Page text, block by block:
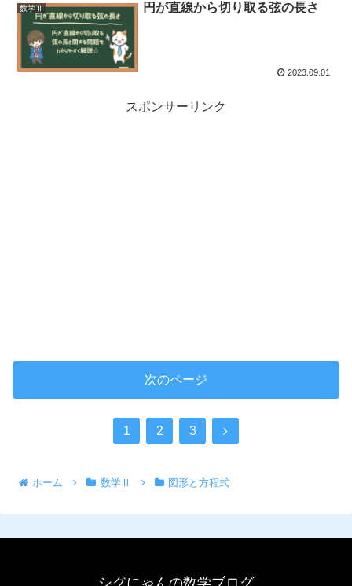
数学Ⅱ 円が直線から切り取る弦の長さ
2023.09.01
スポンサーリンク
次のページ
1 2 3
ホーム 数学Ⅱ 図形と方程式
シグにゃんの数学ブログ